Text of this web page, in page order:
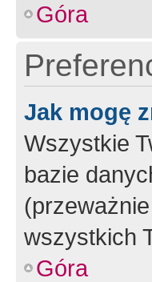
Góra
Jak mogę
Wszystkie
bazie
wszystkich
Góra